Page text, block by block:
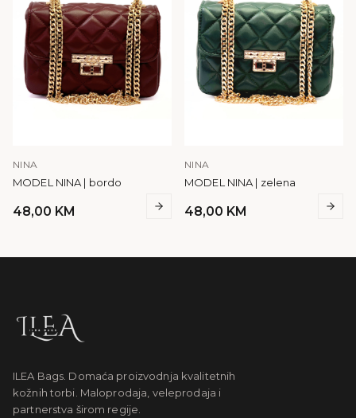
NINA
MODEL NINA | bordo
48,00 KM
NINA
MODEL NINA | zelena
48,00 KM
ILEA Bags. Domaća proizvodnja kvalitetnih
kožnih torbi. Maloprodaja, veleprodaja i
partnerstva širom regije.